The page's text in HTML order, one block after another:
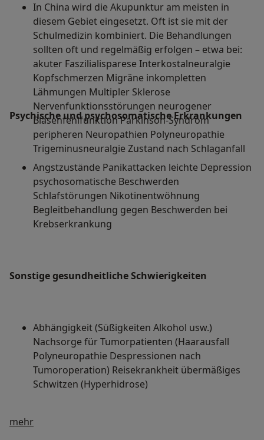
In China wird die Akupunktur am meisten in
diesem Gebiet eingesetzt. Oft ist sie mit der
Schulmedizin kombiniert. Die Behandlungen
sollten oft und regelmäßig erfolgen – etwa bei:
akuter Faszilialisparese Interkostalneuralgie
Kopfschmerzen Migräne inkompletten
Lähmungen Multipler Sklerose
Nervenfunktionsstörungen neurogener
Blasenfehlfunktion Parkinson-Syndrom
peripheren Neuropathien Polyneuropathie
Trigeminusneuralgie Zustand nach Schlaganfall
Psychische und psychosomatische Erkrankungen
Angstzustände Panikattacken leichte Depression
psychosomatische Beschwerden
Schlafstörungen Nikotinentwöhnung
Begleitbehandlung gegen Beschwerden bei
Krebserkrankung
Sonstige gesundheitliche Schwierigkeiten
Abhängigkeit (Süßigkeiten Alkohol usw.)
Nachsorge für Tumorpatienten (Haarausfall
Polyneuropathie Despressionen nach
Tumoroperation) Reisekrankheit übermäßiges
Schwitzen (Hyperhidrose)
mehrÜber mich